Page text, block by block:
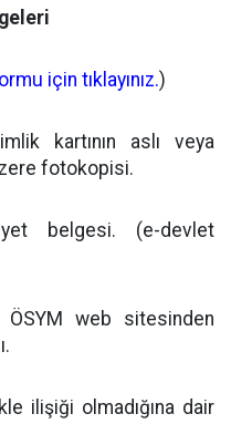
için tıklayınız.)
kartının aslı veya
fotokopisi.
belgesi. (e-devlet
web sitesinden
ilişiği olmadığına dair